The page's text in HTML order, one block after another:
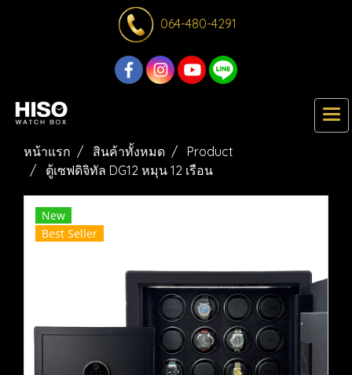
064-480-4291
หน้าแรก สินค้าทั้งหมด
Product
ตู้เซฟดิจิทัล DG12 หมุน 12 เรือน
New
Best Seller